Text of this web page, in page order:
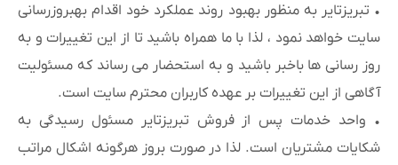
• تبریزتایر به منظور بهبود روند عملکرد خود اقدام بهبروزرسانی
سایت خواهد نمود ، لذا با ما همراه باشید تا از این تغییرات و به
روز رسانی ها باخبر باشید و به استحضار می رساند که مسئولیت
آگاهی از این تغییرات بر عهده کاربران محترم سایت است.
• واحد خدمات پس از فروش تبریزتایر مسئول رسیدگی به
شکایات مشتریان است. لذا در صورت بروز هرگونه اشکال مراتب